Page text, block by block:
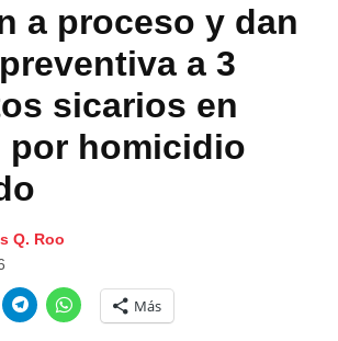
a proceso y dan
a 3
sicarios en
por homicidio
Q. Roo
Haz
clic
Haz
clic
para
Más